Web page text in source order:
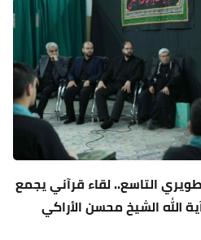
التاسع.. لقاء قرآني يجمع
الله الشيخ محسن الأراكي